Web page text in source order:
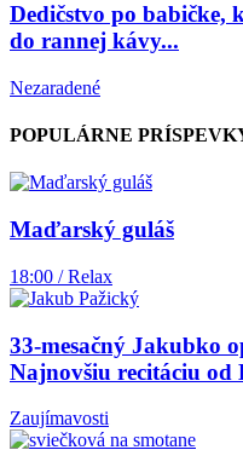
Dedičstvo po babičke,
do rannej kávy...
Nezaradené
POPULÁRNE
Maďarský guláš
18:00 / Relax
33-mesačný Jakubko
Najnovšiu recitáciu od
Zaujímavosti